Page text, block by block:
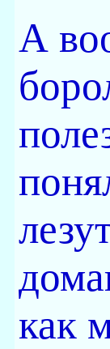
А
как